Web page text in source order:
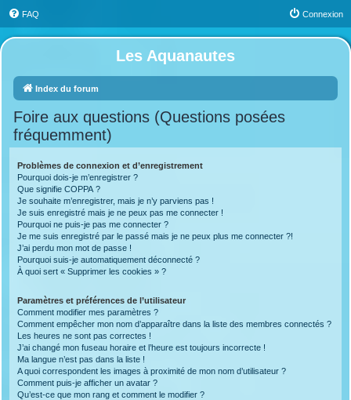
FAQ Connexion
Les Aquanautes
Index du forum
Foire aux questions (Questions posées
fréquemment)
Problèmes de connexion et d’enregistrement
Pourquoi dois-je m’enregistrer ?
Que signifie COPPA ?
Je souhaite m’enregistrer, mais je n’y parviens pas !
Je suis enregistré mais je ne peux pas me connecter !
Pourquoi ne puis-je pas me connecter ?
Je me suis enregistré par le passé mais je ne peux plus me connecter ?!
J’ai perdu mon mot de passe !
Pourquoi suis-je automatiquement déconnecté ?
À quoi sert « Supprimer les cookies » ?
Paramètres et préférences de l’utilisateur
Comment modifier mes paramètres ?
Comment empêcher mon nom d’apparaître dans la liste des membres connectés ?
Les heures ne sont pas correctes !
J’ai changé mon fuseau horaire et l’heure est toujours incorrecte !
Ma langue n’est pas dans la liste !
A quoi correspondent les images à proximité de mon nom d’utilisateur ?
Comment puis-je afficher un avatar ?
Qu’est-ce que mon rang et comment le modifier ?